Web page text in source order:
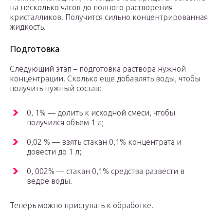
на несколько часов до полного растворения
кристалликов. Получится сильно концентрированная
жидкость.
Подготовка
Следующий этап – подготовка раствора нужной
концентрации. Сколько еще добавлять воды, чтобы
получить нужный состав:
0, 1% — долить к исходной смеси, чтобы
получился объем 1 л;
0,02 % — взять стакан 0,1% концентрата и
довести до 1 л;
0, 002% — стакан 0,1% средства развести в
ведре воды.
Теперь можно приступать к обработке.